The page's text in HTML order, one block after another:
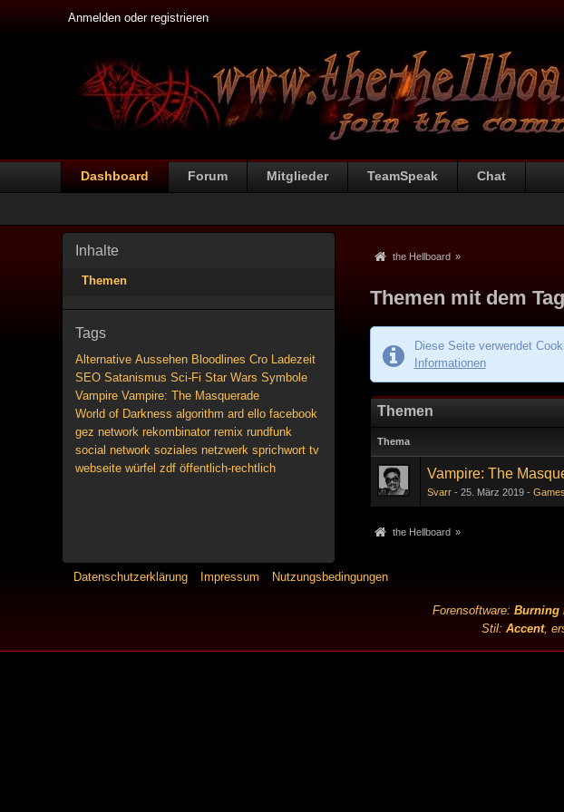
Anmelden oder registrieren
Dashboard Forum Mitglieder TeamSpeak Chat
Inhalte
Themen
Tags
Alternative Aussehen Bloodlines Cro Ladezeit
SEO Satanismus Sci-Fi Star Wars Symbole
Vampire Vampire: The Masquerade
World of Darkness algorithm ard ello facebook
gez network rekombinator remix rundfunk
social network soziales netzwerk sprichwort tv
webseite würfel zdf öffentlich-rechtlich
the Hellboard »
Themen mit dem
Diese Seite verwendet
Informationen
Themen
Thema
Vampire: The
Svarr 25. März 2019 Games
the Hellboard »
Datenschutzerklärung Impressum Nutzungsbedingungen
Forensoftware: Burning
Stil: Accent,